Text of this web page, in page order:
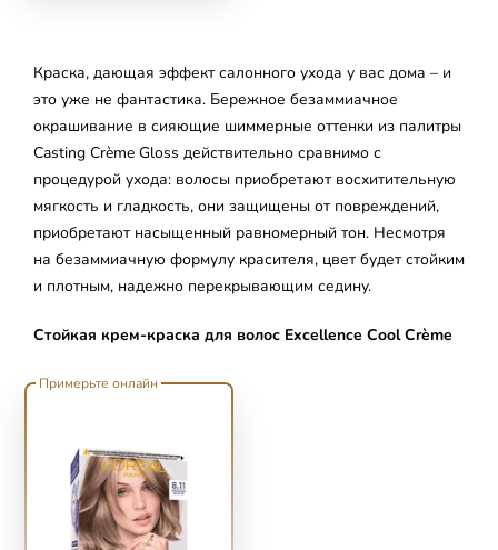
Краска, дающая эффект салонного ухода у вас дома – и
это уже не фантастика. Бережное безаммиачное
окрашивание в сияющие шиммерные оттенки из палитры
Casting Crème Gloss действительно сравнимо с
процедурой ухода: волосы приобретают восхитительную
мягкость и гладкость, они защищены от повреждений,
приобретают насыщенный равномерный тон. Несмотря
на безаммиачную формулу красителя, цвет будет стойким
и плотным, надежно перекрывающим седину.
Стойкая крем-краска для волос Excellence Cool Crème
skip slider
Примерьте онлайн